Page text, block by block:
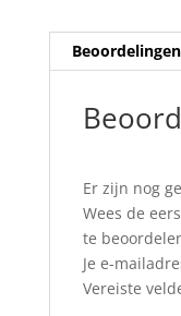
Er zijn nog
Wees de
te
Je e-
Vereiste